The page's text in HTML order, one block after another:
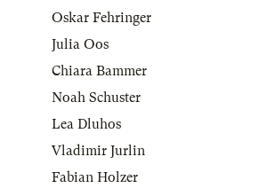
Oskar Fehringer
Julia Oos
Chiara Bammer
Noah Schuster
Lea Dluhos
Vladimir Jurlin
Fabian Holzer